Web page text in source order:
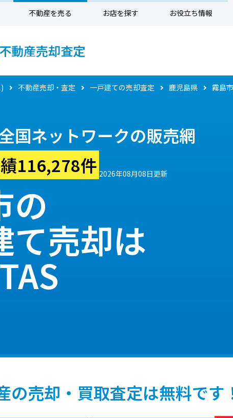
不動産を売る お店を探す お役立ち情報
不動産売却査定
不動産売却・査定 一戸建ての売却査定 鹿児島県 霧島
国ネットワークの販売網
116,278件 2026年08月08日更新
の
て売却は
の売却・買取査定は無料です